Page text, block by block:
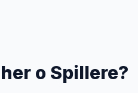
o Spillere?